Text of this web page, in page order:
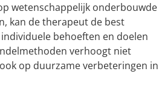
wetenschappelijk onderbouwde
kan de therapeut de best
behoeften en doelen
verhoogt niet
op duurzame verbeteringen in